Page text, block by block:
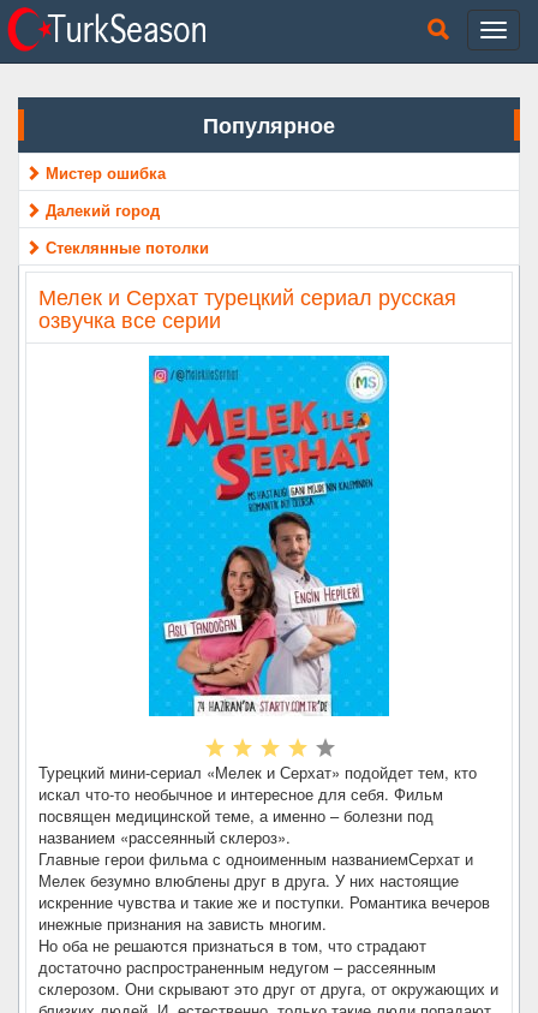
Популярное
Мистер ошибка
Далекий город
Стеклянные потолки
Мелек и Серхат турецкий сериал русская
озвучка все серии
Турецкий мини-сериал «Мелек и Серхат» подойдет тем, кто
искал что-то необычное и интересное для себя. Фильм
посвящен медицинской теме, а именно – болезни под
названием «рассеянный склероз».
Главные герои фильма с одноименным названиемСерхат и
Мелек безумно влюблены друг в друга. У них настоящие
искренние чувства и такие же и поступки. Романтика вечеров
инежные признания на зависть многим.
Но оба не решаются признаться в том, что страдают
достаточно распространенным недугом – рассеянным
склерозом. Они скрывают это друг от друга, от окружающих и